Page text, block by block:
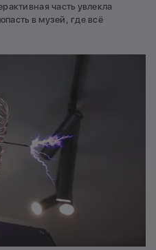
часть увлекла
в музей, где всё